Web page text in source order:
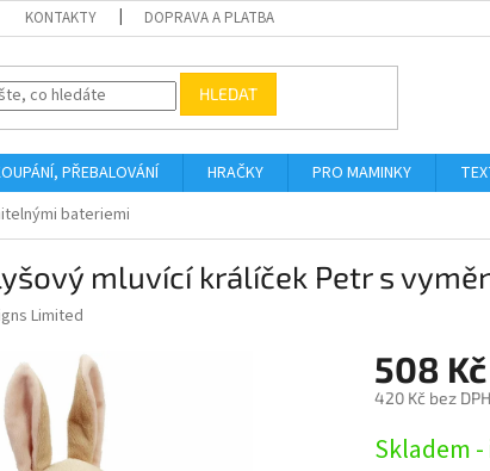
KONTAKTY DOPRAVA A PLATBA
HLEDAT
PŘEBALOVÁNÍ HRAČKY PRO MAMINKY
bateriemi
mluvící králíček Petr s
Limited
508 Kč
420 Kč bez DPH
cena:
Skladem